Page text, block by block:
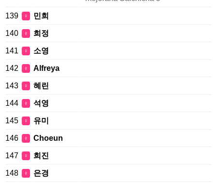
139 ♀ 민희
140 ♀ 희정
141 ♀ 소영
142 ♀ Alfreya
143 ♀ 혜린
144 ♀ 석영
145 ♀ 유미
146 ♀ Choeun
147 ♀ 희진
148 ♀ 은경